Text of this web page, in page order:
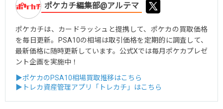
ポケカチ編集部@アルテマ
ポケカチは、カードラッシュと提携して、ポケカの買取価格
を毎日更新。PSA10の相場は取引価格を定期的に調査して、
最新価格に随時更新しています。公式Xでは毎月ポケカプレゼ
ント企画を実施中！
▶ポケカのPSA10相場買取推移はこちら
▶トレカ資産管理アプリ「トレカチ」はこちら